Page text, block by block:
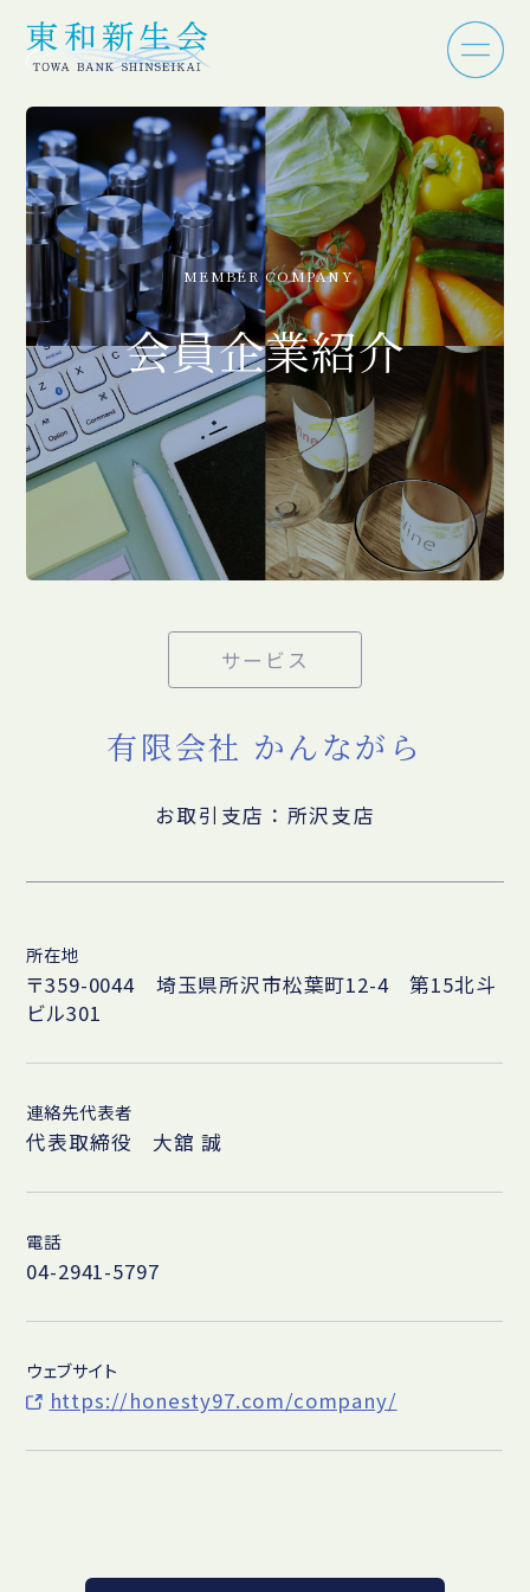
MEMBER COMPANY
会員企業紹介
サービス
有限会社 かんながら
お取引支店：所沢支店
所在地
〒359-0044 埼玉県所沢市松葉町12-4 第15北斗
ビル301
連絡先代表者
代表取締役 大舘 誠
電話
04-2941-5797
ウェブサイト
https://honesty97.com/company/